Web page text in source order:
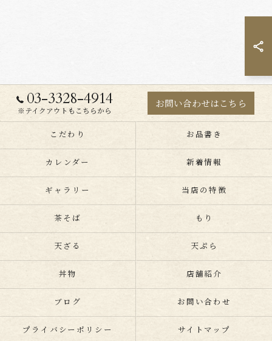
03-3328-4914
※テイクアウトもこちらから
お問い合わせはこちら
こだわり お品書き
カレンダー 新着情報
ギャラリー 当店の特徴
茶そば もり
天ざる 天ぷら
丼物 店舗紹介
ブログ お問い合わせ
プライバシーポリシー サイトマップ